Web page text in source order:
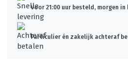
Voor 21:00 uur besteld, morgen in
Particulier én zakelijk achteraf